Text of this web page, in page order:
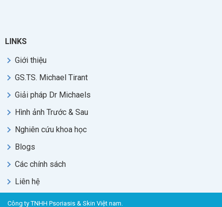
LINKS
Giới thiệu
GS.TS. Michael Tirant
Giải pháp Dr Michaels
Hình ảnh Trước & Sau
Nghiên cứu khoa học
Blogs
Các chính sách
Liên hệ
Công ty TNHH Psoriasis & Skin Việt nam.